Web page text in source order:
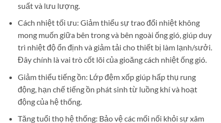
suất và lưu lượng.
Cách nhiệt tối ưu: Giảm thiểu sự trao đổi nhiệt không
mong muốn giữa bên trong và bên ngoài ống gió, giúp duy
trì nhiệt độ ổn định và giảm tải cho thiết bị làm lạnh/sưởi.
Đây chính là vai trò cốt lõi của gioăng cách nhiệt ống gió.
Giảm thiểu tiếng ồn: Lớp đệm xốp giúp hấp thụ rung
động, hạn chế tiếng ồn phát sinh từ luồng khí và hoạt
động của hệ thống.
Tăng tuổi thọ hệ thống: Bảo vệ các mối nối khỏi sự xâm